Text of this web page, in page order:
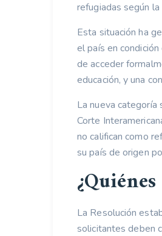
refugiadas según
Esta situación ha
el país en
de acceder
educación, y una
La nueva categoría
Corte
no califican como
su país de origen
La Resolución
solicitantes deben